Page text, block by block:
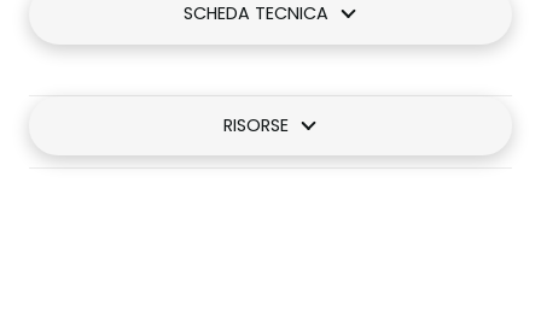
SCHEDA TECNICA
RISORSE